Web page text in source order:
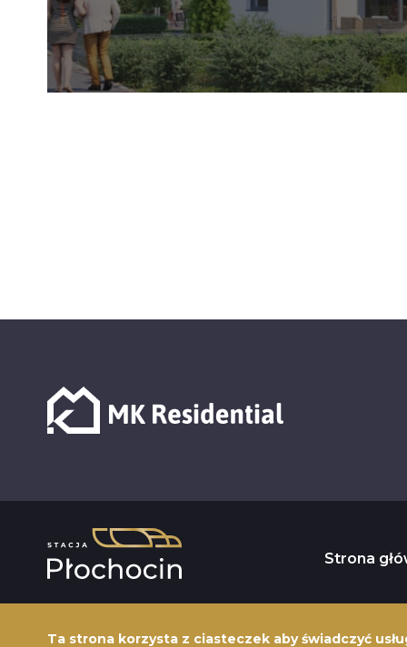
Strona
Ta strona korzysta z ciasteczek aby świadczyć